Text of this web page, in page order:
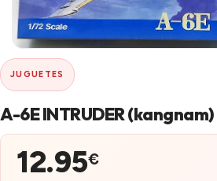
JUGUETES
A-6E INTRUDER (kangnam)
12.95€